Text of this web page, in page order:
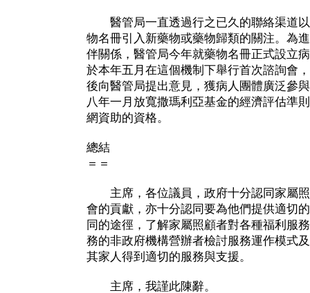
醫管局一直透過行之已久的聯絡渠道以
物名冊引入新藥物或藥物歸類的關注。為
伴關係，醫管局今年就藥物名冊正式設立
於本年五月在這個機制下舉行首次諮詢會
後向醫管局提出意見，獲病人團體廣泛參
八年一月放寬撒瑪利亞基金的經濟評估準
網資助的資格。
總結
＝＝
主席，各位議員，政府十分認同家屬照
會的貢獻，亦十分認同要為他們提供適切
同的途徑，了解家屬照顧者對各種福利服
務的非政府機構營辦者檢討服務運作模式
其家人得到適切的服務與支援。
主席，我謹此陳辭。